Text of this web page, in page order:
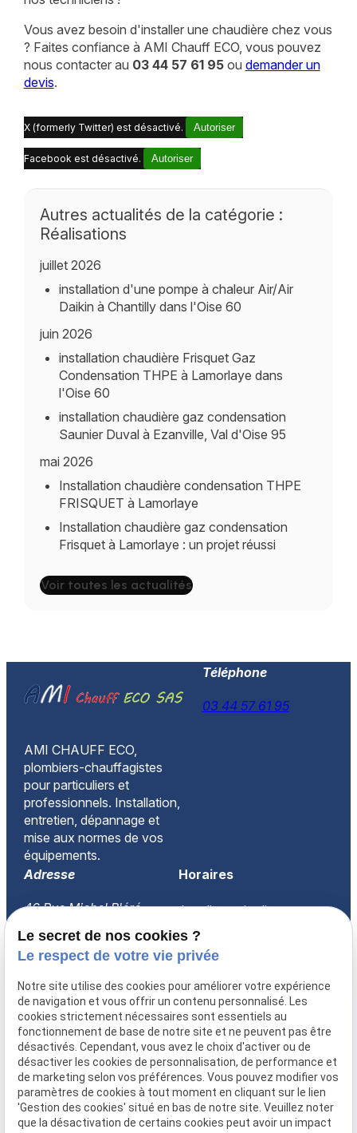
Vous avez besoin d'installer une chaudière chez vous
? Faites confiance à AMI Chauff ECO, vous pouvez
nous contacter au 03 44 57 61 95ou demander un
devis.
X (formerly Twitter) est désactivé. Autoriser
Facebook est désactivé. Autoriser
Autres actualités de la catégorie :
Réalisations
juillet 2026
installation d'une pompe à chaleur Air/Air
Daikin à Chantilly dans l'Oise 60
juin 2026
installation chaudière Frisquet Gaz
Condensation THPE à Lamorlaye dans
l'Oise 60
installation chaudière gaz condensation
Saunier Duval à Ezanville, Val d'Oise 95
mai 2026
Installation chaudière condensation THPE
FRISQUET à Lamorlaye
Installation chaudière gaz condensation
Frisquet à Lamorlaye : un projet réussi
Voir toutes les actualités
AMI CHAUFF ECO,
plombiers-chauffagistes
pour particuliers et
professionnels. Installation,
entretien, dépannage et
mise aux normes de vos
équipements.
Téléphone
03 44 57 61 95
Adresse
46 Rue Michel Bléré
60260 LAMORLAYE
Horaires
Lundi-vendredi
08:30-18:00
Accueil
Qui sommes-nous ?
Prestations
FAQ
Actualités
Recrutement
Devis
Contact
Le secret de nos cookies ?
Le respect de votre vie privée
Notre site utilise des cookies pour améliorer votre expérience
de navigation et vous offrir un contenu personnalisé. Les
cookies strictement nécessaires sont essentiels au
fonctionnement de base de notre site et ne peuvent pas être
désactivés. Cependant, vous avez le choix d'activer ou de
désactiver les cookies de personnalisation, de performance et
de marketing selon vos préférences. Vous pouvez modifier vos
paramètres de cookies à tout moment en cliquant sur le lien
'Gestion des cookies' situé en bas de notre site. Veuillez noter
que la désactivation de certains cookies peut avoir un impact